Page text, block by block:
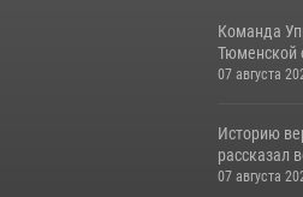
Команда
Тюменской
07 августа
Историю
рассказал
07 августа